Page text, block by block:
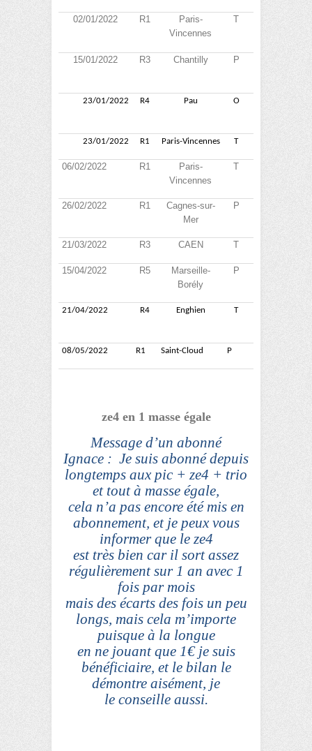
02/01/2022 R1
Paris-
Vincennes
T
15/01/2022 R3 Chantilly P
23/01/2022 R4 Pau O
23/01/2022 R1 Paris-Vincennes T
06/02/2022 R1
Paris-
Vincennes
T
26/02/2022 R1
Cagnes-sur-
Mer
P
21/03/2022 R3 CAEN T
15/04/2022 R5
Marseille-
Borély
P
21/04/2022 R4 Enghien T
08/05/2022 R1 Saint-Cloud P
ze4 en 1 masse égale
Message d’un abonné
Ignace : Je suis abonné depuis
longtemps aux pic + ze4 + trio
et tout à masse égale,
cela n’a pas encore été mis en
abonnement, et je peux vous
informer que le ze4
est très bien car il sort assez
régulièrement sur 1 an avec 1
fois par mois
mais des écarts des fois un peu
longs, mais cela m’importe
puisque à la longue
en ne jouant que 1€ je suis
bénéficiaire, et le bilan le
démontre aisément, je
le conseille aussi.